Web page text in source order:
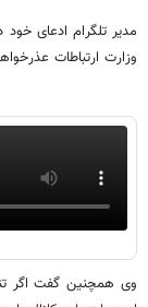
مدیر تلگرام ادعای
وزارت ارتباطات
وی همچنین گفت اگر